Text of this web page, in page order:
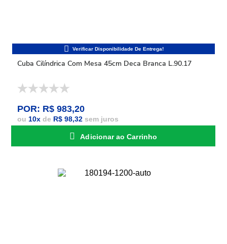
Cuba Cilíndrica Com Mesa 45cm Deca Branca L.90.17
POR: R$ 983,20
ou 10x de R$ 98,32 sem juros
Adicionar ao Carrinho